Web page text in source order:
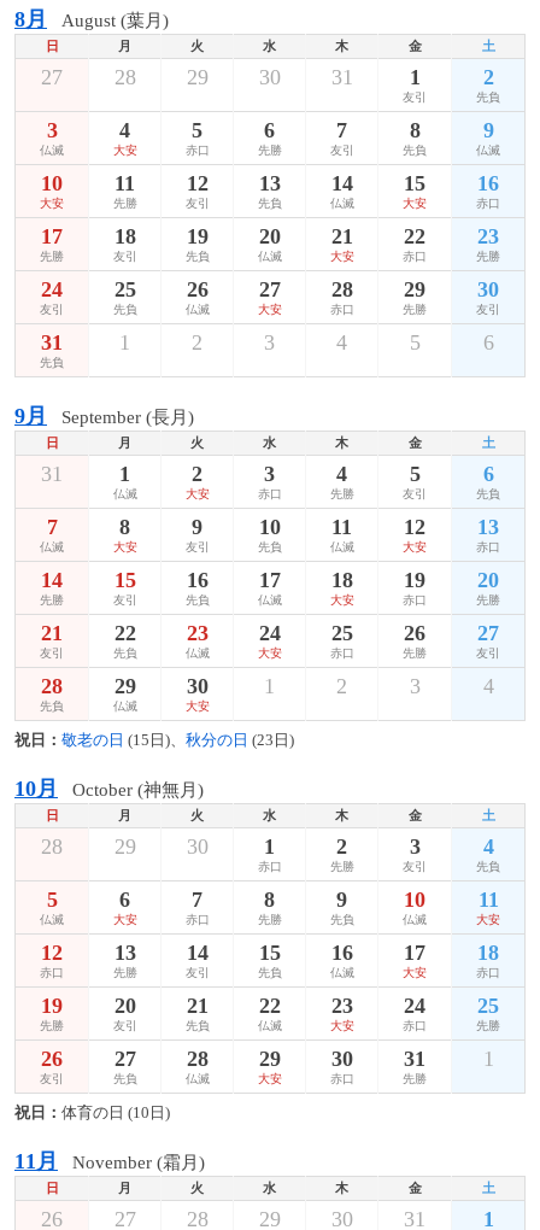
8月 August (葉月)
日 月 火 水 木 金 土
27 28 29 30 31 1
友引
2
先負
3
仏滅
4
大安
5
赤口
6
先勝
7
友引
8
先負
9
仏滅
10
大安
11
先勝
12
友引
13
先負
14
仏滅
15
大安
16
赤口
17
先勝
18
友引
19
先負
20
仏滅
21
大安
22
赤口
23
先勝
24
友引
25
先負
26
仏滅
27
大安
28
赤口
29
先勝
30
友引
31
先負
1 2 3 4 5 6
9月 September (長月)
日 月 火 水 木 金 土
31 1
仏滅
2
大安
3
赤口
4
先勝
5
友引
6
先負
7
仏滅
8
大安
9
友引
10
先負
11
仏滅
12
大安
13
赤口
14
先勝
15
友引
16
先負
17
仏滅
18
大安
19
赤口
20
先勝
21
友引
22
先負
23
仏滅
24
大安
25
赤口
26
先勝
27
友引
28
先負
29
仏滅
30
大安
1 2 3 4
祝日： 敬老の日 (15日)、 秋分の日 (23日)
10月 October (神無月)
日 月 火 水 木 金 土
28 29 30 1
赤口
2
先勝
3
友引
4
先負
5
仏滅
6
大安
7
赤口
8
先勝
9
先負
10
仏滅
11
大安
12
赤口
13
先勝
14
友引
15
先負
16
仏滅
17
大安
18
赤口
19
先勝
20
友引
21
先負
22
仏滅
23
大安
24
赤口
25
先勝
26
友引
27
先負
28
仏滅
29
大安
30
赤口
31
先勝
1
祝日： 体育の日 (10日)
11月 November (霜月)
日 月 火 水 木 金 土
26 27 28 29 30 31 1